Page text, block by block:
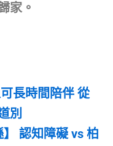
家。
長時間陪伴 從
別
】 認知障礙 vs 柏